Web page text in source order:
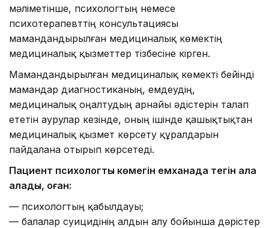
мәліметінше, психологтың немесе
психотерапевттің консультациясы
мамандандырылған медициналық көмектің
медициналық қызметтер тізбесіне кірген.
Мамандандырылған медициналық көмекті бейінді
мамандар диагностиканың, емдеудің,
медициналық оңалтудың арнайы әдістерін талап
ететін аурулар кезінде, оның ішінде қашықтықтан
медициналық қызмет көрсету құралдарын
пайдалана отырып көрсетеді.
Пациент психологтың көмегін емханада тегін ала
алады, оған:
— психологтың қабылдауы;
— балалар суицидінің алдын алу бойынша дәрістер